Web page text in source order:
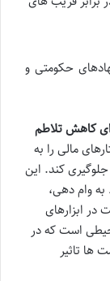
حکومتی و
کاهش تلاطم
مالی را به
کند. این
وام دهی،
در ابزارهای
است که در
ها تاثیر